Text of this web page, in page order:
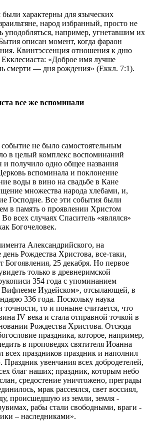
характерны для языческих
народ избранный, просто не
уподобляться, например, угнетавшим их
описан момент, когда фараон
Квинтэссенция отношения к дню
«Доброе имя лучше
смерти — дня рождения» (Еккл. 7:1).
все же вспоминали
событие не было самостоятельным
в целый комплекс воспоминаний
получило одно общее названия
вспоминала и поклонение
воды в вино на свадьбе в Кане
множества народа хлебами, и,
Господне. Все эти события были
в память о проявлении Христом
всех случаях Спаситель «являлся»
Богочеловек.
Александрийского, на
день Рождества Христова, все-таки,
Богоявления, 25 декабря. Но первое
только в древнеримской
354 года с упоминанием
Иудейском», отсылающей, в
336 года. Поскольку наука
точности, то и поныне считается, что
IV века и стала отправной точкой в
Рождества Христова. Отсюда
праздника, которое, например,
в проповедях святителя Иоанна
всех праздников праздник и наполнил
увенчания всех добродетелей,
благ наших; праздник, которым небо
средостение уничтожено, преграды
мрак рассеялся, свет воссиял,
происшедшую из земли, земля -
рабы стали свободными, враги -
– наследниками».